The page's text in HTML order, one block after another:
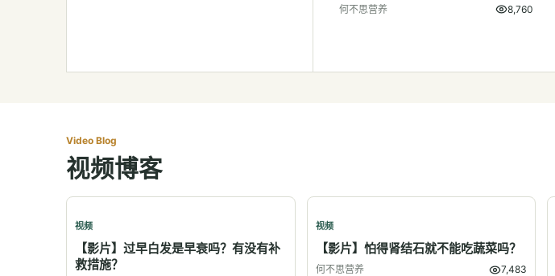
何不思营养 8,760
Video Blog
视频博客
视频
【影片】过早白发是早衰吗？有没有补
救措施？
视频
【影片】怕得肾结石就不能吃蔬菜吗？
何不思营养 7,483